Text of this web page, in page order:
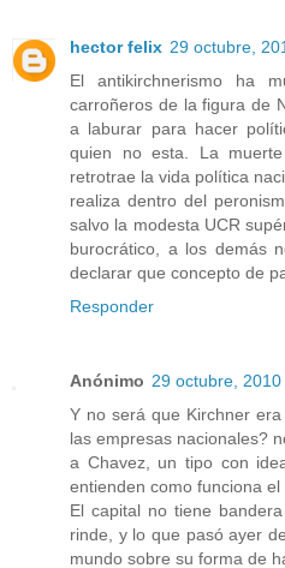
hector felix 29 octubre,
El antikirchnerismo ha
carroñeros de la figura de
a laburar para hacer
quien no esta. La
retrotrae la vida política
realiza dentro del
salvo la modesta UCR
burocrático, a los demás
declarar que concepto de
Responder
Anónimo 29 octubre, 2010
Y no será que Kirchner
las empresas nacionales?
a Chavez, un tipo con
entienden como funciona el
El capital no tiene
rinde, y lo que pasó ayer
mundo sobre su forma de